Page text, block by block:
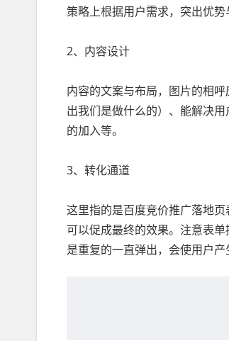
策略上根据用户需求，突出优
2、内容设计
内容的文案与布局，图片的相
出我们是做什么的）、能解决
的加入等。
3、转化通道
这里指的是百度竞价推广落地
可以促成最终的效果。注意表
是重复的一直弹出，会使用户